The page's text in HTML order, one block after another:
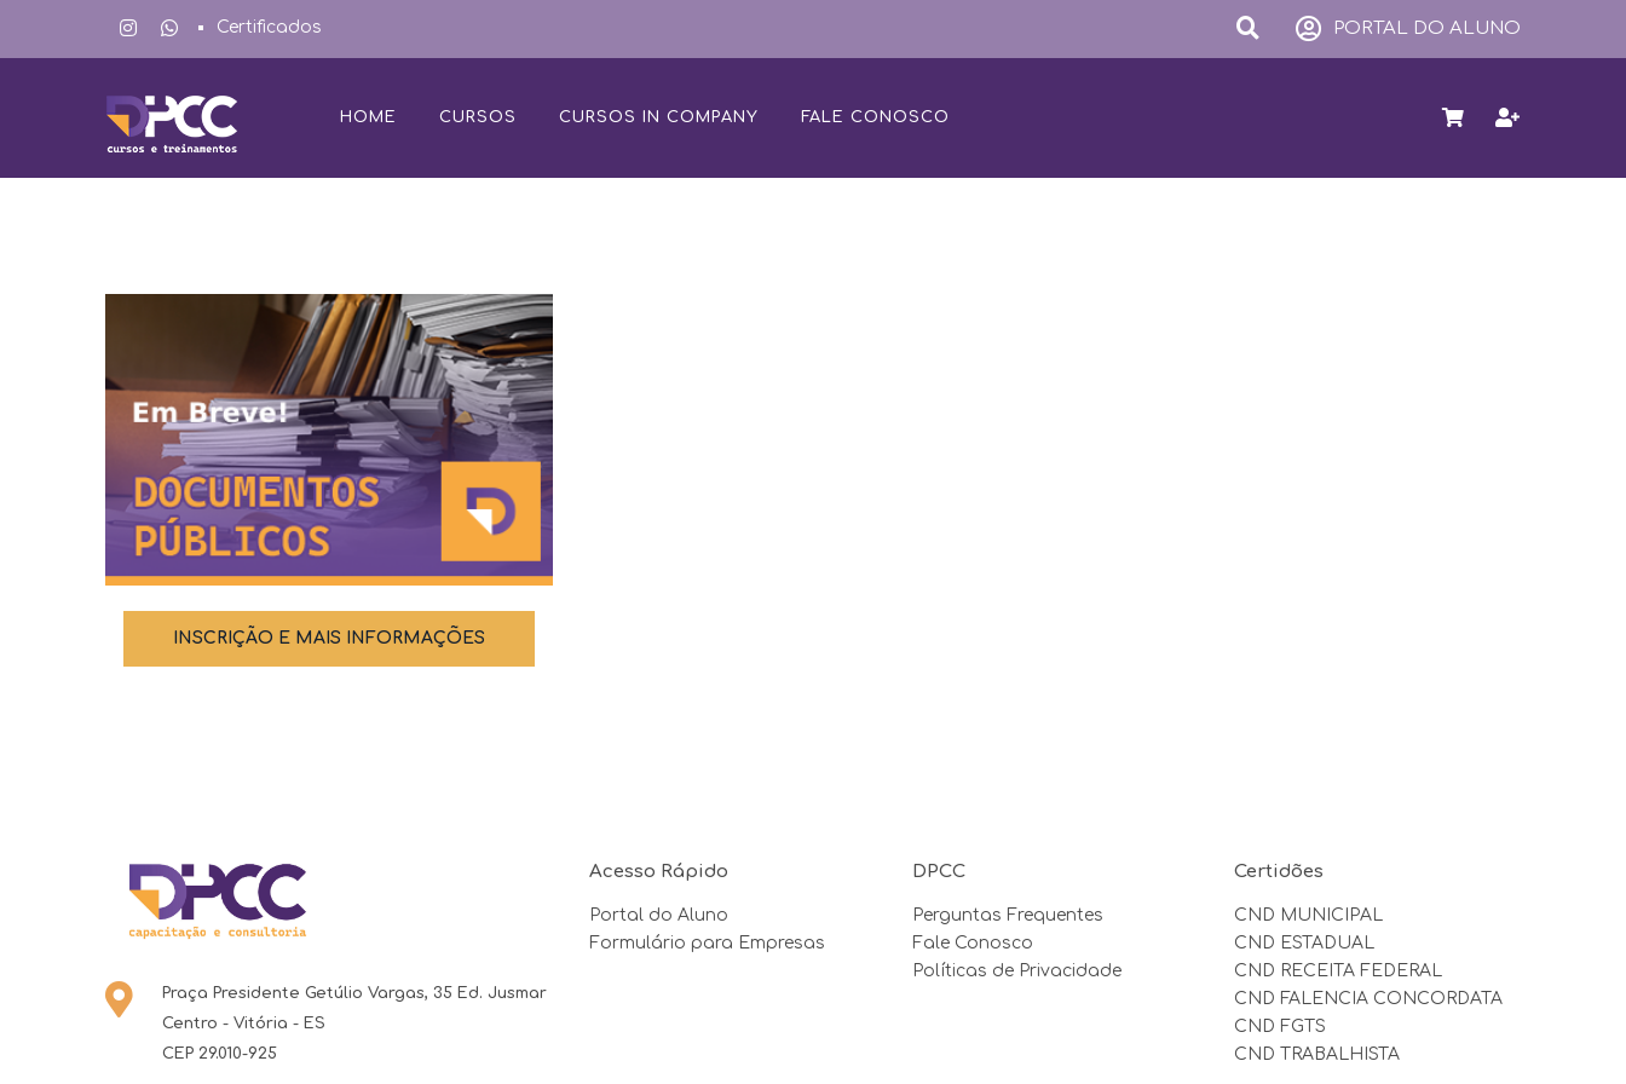
Certificados PORTAL DO ALUNO
HOME CURSOS CURSOS IN COMPANY FALE CONOSCO
INSCRIÇÃO E MAIS INFORMAÇÕES
Praça Presidente Getúlio Vargas, 35 Ed. Jusmar
Centro - Vitória - ES
CEP 29.010-925
Acesso Rápido
Portal do Aluno
Formulário para Empresas
DPCC
Perguntas Frequentes
Fale Conosco
Políticas de Privacidade
Certidões
CND MUNICIPAL
CND ESTADUAL
CND RECEITA FEDERAL
CND FALENCIA CONCORDATA
CND FGTS
CND TRABALHISTA